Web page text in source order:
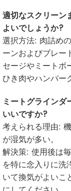
適切なスクリーン
よいでしょうか?
選択方法: 肉詰め
ーンおよびブレー
セージやミートボ
ひき肉やハンバー
ミートグライン
いいですか?
考えられる理由:
が湿気が多い。
解決策: 使用後は
を特に念入りに洗
いて換気がよいこ